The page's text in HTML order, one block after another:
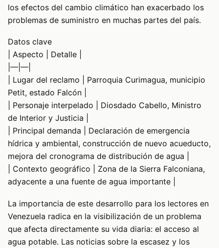
los efectos del cambio climático han exacerbado los
problemas de suministro en muchas partes del país.
Datos clave
| Aspecto | Detalle |
|—|—|
| Lugar del reclamo | Parroquia Curimagua, municipio
Petit, estado Falcón |
| Personaje interpelado | Diosdado Cabello, Ministro
de Interior y Justicia |
| Principal demanda | Declaración de emergencia
hídrica y ambiental, construcción de nuevo acueducto,
mejora del cronograma de distribución de agua |
| Contexto geográfico | Zona de la Sierra Falconiana,
adyacente a una fuente de agua importante |
La importancia de este desarrollo para los lectores en
Venezuela radica en la visibilización de un problema
que afecta directamente su vida diaria: el acceso al
agua potable. Las noticias sobre la escasez y los